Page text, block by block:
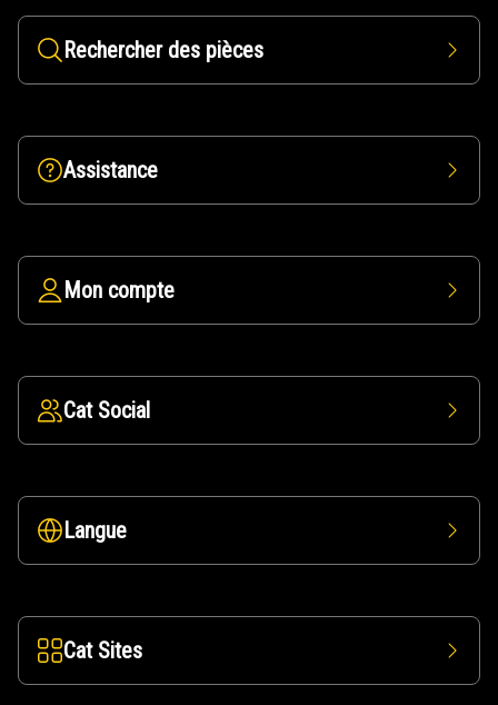
Rechercher des pièces
Assistance
Mon compte
Cat Social
Langue
Cat Sites